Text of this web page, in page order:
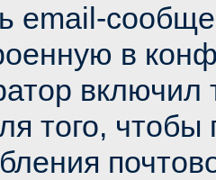
email-
в
того, чтобы